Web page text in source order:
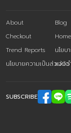
About Blog
Checkout
Home
Trend Reports
นโยบ
นโยบายความเป็นส่วนตัว
แจ้งช
SUBSCRIBE